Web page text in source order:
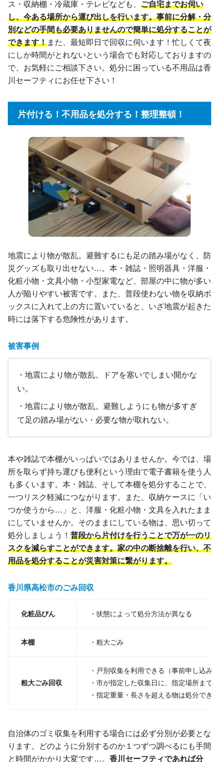
ス・収納棚・冷蔵庫・テレビなども、 ご自宅までお伺い
し、今ある場所から運び出しを行います。事前に分解・分
別などの手間も必要ありませんので簡単に処分することが
できます！また、最短即日で回収に伺います！忙しくて夜
にしか時間がとれないという場合でも対応しておりますの
で、お気軽にご相談下さい。処分に困っている不用品は香
川セーフティにお任せ下さい！
片付ける！不用品を処分する！整理整頓！
地震により物が散乱。避難するにも足の踏み場がなく、防
災グッズも取り出せない…。本・雑誌・照明器具・洋服・
化粧小物・文具小物・小型家電など、部屋の中に物が多い
人が陥りやすい被害です。また、普段使わない物を収納ボ
ックスに入れて上の方に置いていると、いざ地震が起きた
時には落下する危険性があります。
被害事例
・地震により物が散乱。ドアを塞いでしまい開かな
い。
・地震により物が散乱。避難しようにも物が多すぎ
て足の踏み場がない・必要な物が取れない。
本や雑誌で本棚がいっぱいではありませんか。今では、場
所を取らず持ち運びも便利という理由で電子書籍を使う人
も多くいます。本・雑誌、そして本棚を処分することで、
一つリスク軽減につながります。また、収納ケースに「い
つか使うから…」と、洋服・化粧小物・文具を入れたまま
にしていませんか。そのままにしている物は、思い切って
処分しましょう！ 普段から片付けを行うことで万が一のリ
スクを減らすことができます。家の中の断捨離を行い、不
用品を処分することが災害対策に繋がります。
香川県高松市のごみ回収
化粧品びん ・状態によって処分方法が異なる
本棚 ・粗大ごみ
粗大ごみ回収
・戸別収集を利用できる（事前申し込み
・市が指定した収集日に、指定場所まで
・指定重量・長さを超える物は処分でき
自治体のゴミ収集を利用する場合には必ず分別が必要とな
ります。どのように分別するのか１つずつ調べるにも手間
と時間がかかり大変です…。 香川セーフティであれば分